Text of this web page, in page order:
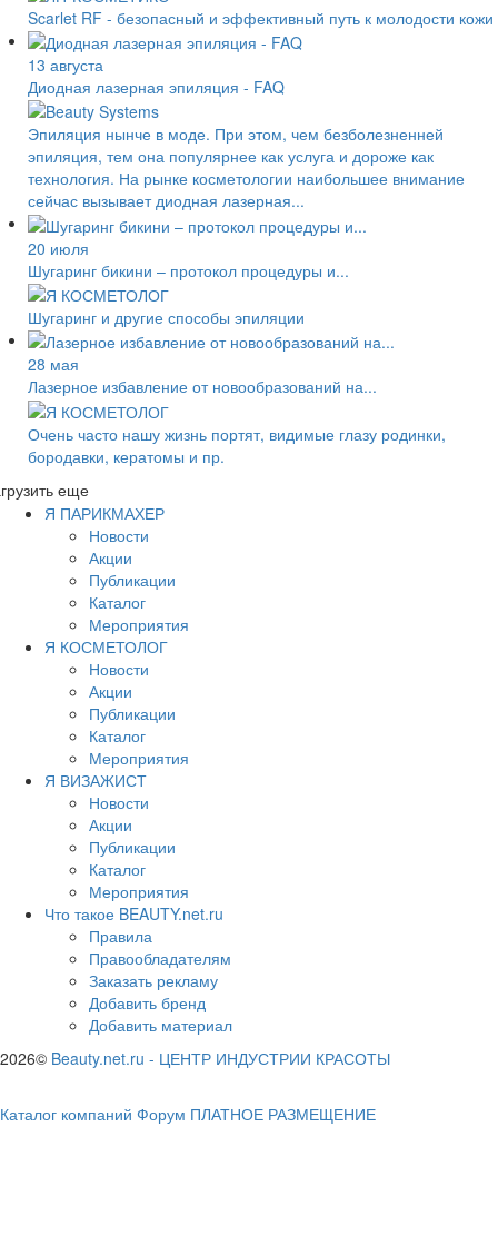
Scarlet RF - безопасный и эффективный путь к молодости кожи
13 августа
Диодная лазерная эпиляция - FAQ
Эпиляция нынче в моде. При этом, чем безболезненней
эпиляция, тем она популярнее как услуга и дороже как
технология. На рынке косметологии наибольшее внимание
сейчас вызывает диодная лазерная...
20 июля
Шугаринг бикини – протокол процедуры и...
Шугаринг и другие способы эпиляции
28 мая
Лазерное избавление от новообразований на...
Очень часто нашу жизнь портят, видимые глазу родинки,
бородавки, кератомы и пр.
еще
Я ПАРИКМАХЕР
Новости
Акции
Публикации
Каталог
Мероприятия
Я КОСМЕТОЛОГ
Новости
Акции
Публикации
Каталог
Мероприятия
Я ВИЗАЖИСТ
Новости
Акции
Публикации
Каталог
Мероприятия
Что такое BEAUTY.net.ru
Правила
Правообладателям
Заказать рекламу
Добавить бренд
Добавить материал
2026© Beauty.net.ru - ЦЕНТР ИНДУСТРИИ КРАСОТЫ
Каталог компаний Форум ПЛАТНОЕ РАЗМЕЩЕНИЕ